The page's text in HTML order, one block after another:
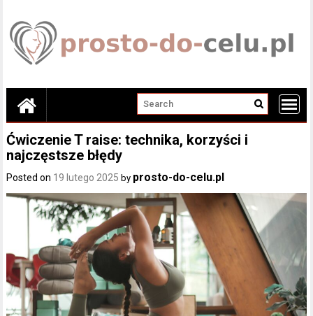
content
Ćwiczenie T raise: technika, korzyści i
najczęstsze błędy
Posted on 19 lutego 2025 by prosto-do-celu.pl